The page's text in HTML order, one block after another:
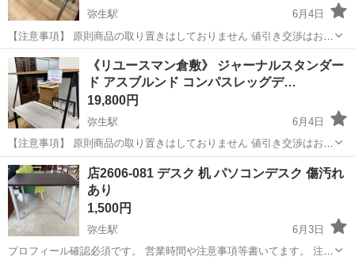
弥生駅
6月4日
【注意事項】 原則商品の取り置きはしておりません 値引き交渉はお受
けできません 購入のタイミングが重なった場合は店頭販売を優先させ
て頂きます m(_ _)m 上記問合せ、またはテンプレートでのご質問には
お返事しておりま...
岡山 倉敷市 弥生駅 テーブル
《リユースマン倉敷》 ジャーナルスタンダー
ド アスブルンド コンパスレッグデ…
19,800円
弥生駅
6月4日
【注意事項】 原則商品の取り置きはしておりません 値引き交渉はお受
けできません 購入のタイミングが重なった場合は店頭販売を優先させ
て頂きます m(_ _)m 上記問合せ、またはテンプレートでのご質問には
お返事しておりま...
岡山 倉敷市 テーブル コンパスレッグデスク
店2606-081 デスク 机 パソコンデスク 傷汚れ
あり
1,500円
弥生駅
6月3日
プロフィール確認必須です。 営業時間や注意事項等書いてます。 注意